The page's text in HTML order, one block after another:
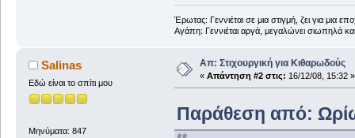
Έρωτας: Γεννιέται σε μια στιγμή, ζει για μια
Αγάπη: Γεννιέται αργά, μεγαλώνει σιωπηλά
Salinas
Εδώ είναι το σπίτι μου
Μηνύματα: 847
Απ: Στιχουργική για Κιθαρωδούς
« Απάντηση #2 στις: 16/12/08, 15:32 »
Παράθεση από: